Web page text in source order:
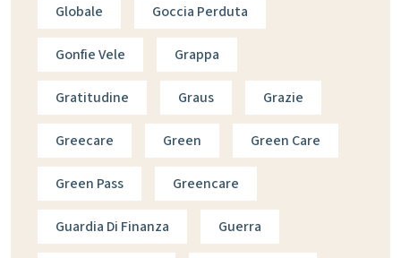
Globale Goccia Perduta
Gonfie Vele Grappa
Gratitudine Graus Grazie
Greecare Green Green Care
Green Pass Greencare
Guardia Di Finanza Guerra